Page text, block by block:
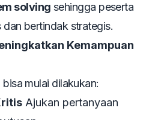
solving sehingga peserta
bertindak strategis.
Kemampuan
mulai dilakukan:
Ajukan pertanyaan